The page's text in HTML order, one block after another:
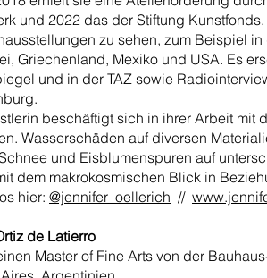
und 2022 das der Stiftung
zu sehen, zum Beispiel
Griechenland, Mexiko und USA. Es
und in der TAZ sowie
beschäftigt sich in ihrer Arbeit mit
Wasserschäden auf diversen
und Eisblumenspuren auf
dem makrokosmischen Blick in
hier: @jennifer_oellerich //
de Latierro
Master of Fine Arts von der